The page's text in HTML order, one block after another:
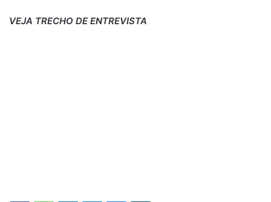
VEJA TRECHO DE ENTREVISTA